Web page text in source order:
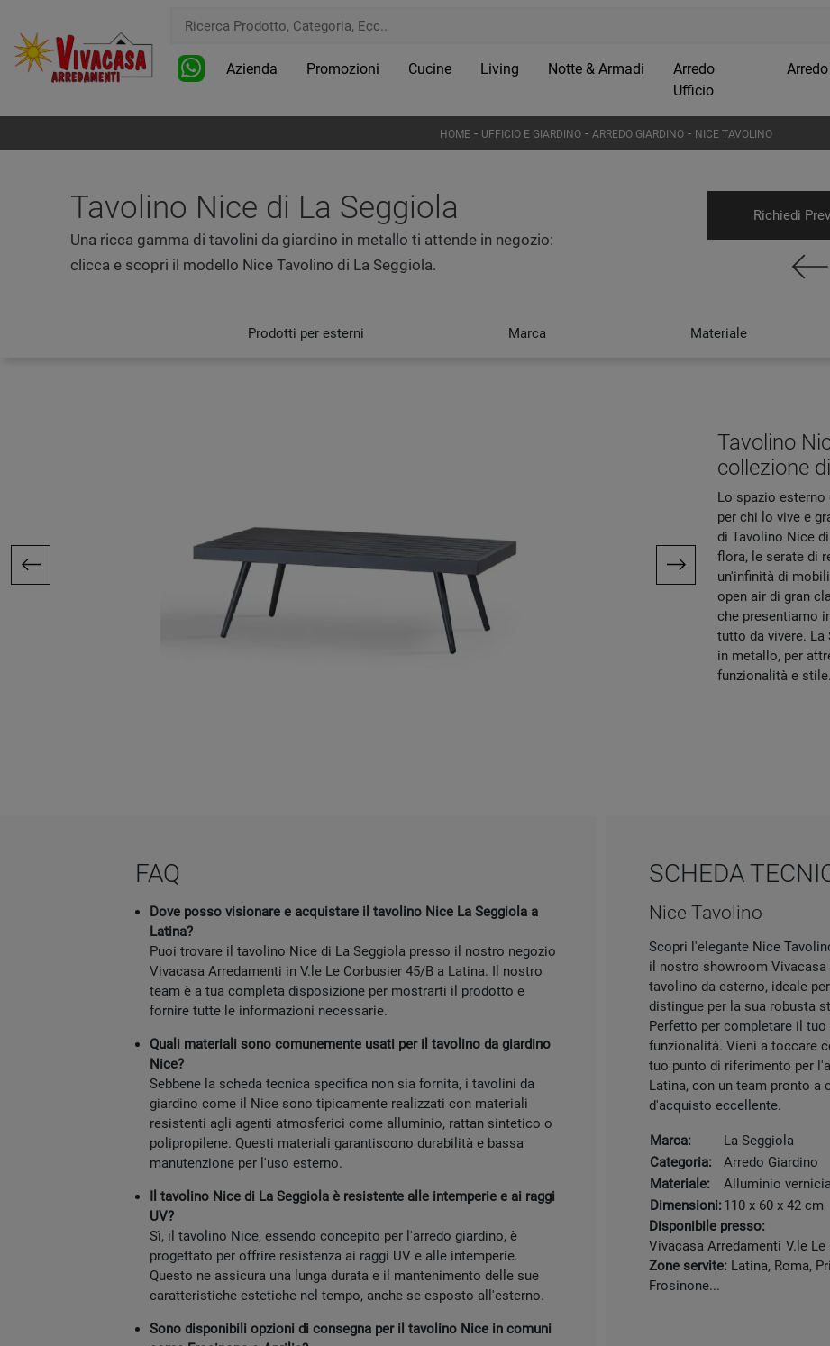
Azienda Promozioni Cucine Living Notte & Armadi
Arredo
Ufficio
HOME- UFFICIO E GIARDINO- ARREDO GIARDINO - NICE TAVOLINO
Tavolino Nice di La Seggiola
Una ricca gamma di tavolini da giardino in metallo ti attende in negozio:
clicca e scopri il modello Nice Tavolino di La Seggiola.
Richiedi
Prodotti per esterni Marca Materiale
Tavolino
collezione
Lo spazio esterno
per chi lo vive e
di Tavolino Nice
flora, le serate di
un'infinità di
open air di gran
che presentiamo
tutto da vivere.
in metallo, per
funzionalità e stile.
FAQ
Dove posso visionare e acquistare il tavolino Nice La Seggiola a
Latina?
Puoi trovare il tavolino Nice di La Seggiola presso il nostro negozio
Vivacasa Arredamenti in V.le Le Corbusier 45/B a Latina. Il nostro
team è a tua completa disposizione per mostrarti il prodotto e
fornire tutte le informazioni necessarie.
Quali materiali sono comunemente usati per il tavolino da giardino
Nice?
Sebbene la scheda tecnica specifica non sia fornita, i tavolini da
giardino come il Nice sono tipicamente realizzati con materiali
resistenti agli agenti atmosferici come alluminio, rattan sintetico o
polipropilene. Questi materiali garantiscono durabilità e bassa
manutenzione per l'uso esterno.
Il tavolino Nice di La Seggiola è resistente alle intemperie e ai raggi
UV?
Sì, il tavolino Nice, essendo concepito per l'arredo giardino, è
progettato per offrire resistenza ai raggi UV e alle intemperie.
Questo ne assicura una lunga durata e il mantenimento delle sue
caratteristiche estetiche nel tempo, anche se esposto all'esterno.
Sono disponibili opzioni di consegna per il tavolino Nice in comuni
SCHEDA
Nice Tavolino
Scopri l'elegante Nice
il nostro showroom
tavolino da esterno, ideale
distingue per la sua robusta
Perfetto per completare il
funzionalità. Vieni a toccare
tuo punto di riferimento per
Latina, con un team pronto a
d'acquisto eccellente.
Marca:
La Seggiola
Categoria:
Arredo Giardino
Materiale:
Alluminio
Dimensioni:110 x 60 x 42 cm
Disponibile presso:
Vivacasa Arredamenti V.le
Zone servite: Latina, Roma,
Frosinone...